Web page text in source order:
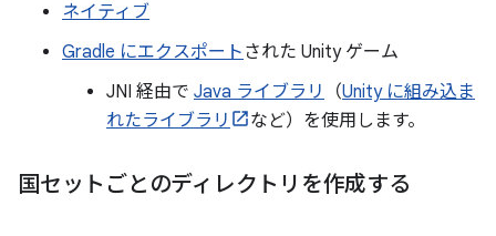
ネイティブ
Gradle にエクスポート された Unity ゲーム
JNI 経由で Java ライブラリ （Unity に組み込ま
れたライブラリ
など）を使用します。
国セットごとのディレクトリを作成する